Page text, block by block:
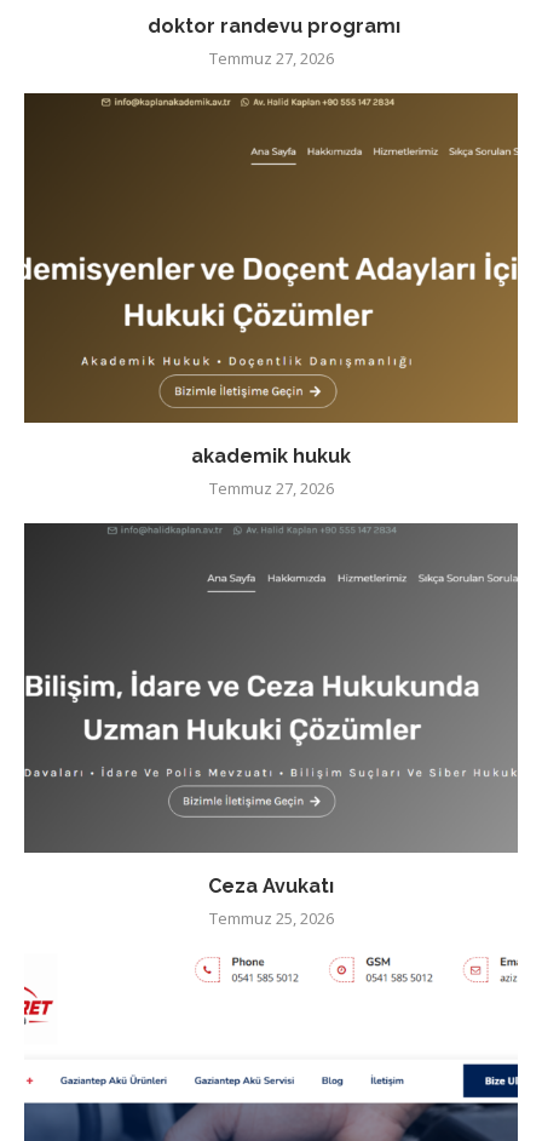
doktor randevu programı
Temmuz 27, 2026
akademik hukuk
Temmuz 27, 2026
Ceza Avukatı
Temmuz 25, 2026